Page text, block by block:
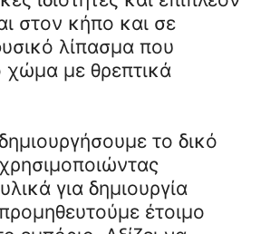
στον κήπο και σε
λίπασμα που
χώμα με θρεπτικά
το δικό
για δημιουργία
έτοιμο